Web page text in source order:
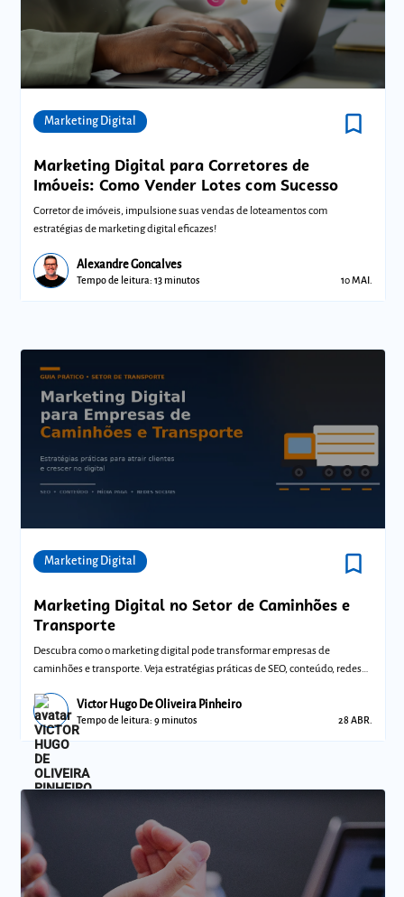
Marketing Digital bookmark_border
Marketing Digital para Corretores de
Imóveis: Como Vender Lotes com Sucesso
Corretor de imóveis, impulsione suas vendas de loteamentos com
estratégias de marketing digital eficazes!
Alexandre Goncalves
Tempo de leitura: 13 minutos 10 MAI.
Marketing Digital bookmark_border
Marketing Digital no Setor de Caminhões e
Transporte
Descubra como o marketing digital pode transformar empresas de
caminhões e transporte. Veja estratégias práticas de SEO, conteúdo, redes
Victor Hugo De Oliveira Pinheiro
Tempo de leitura: 9 minutos 28 ABR.